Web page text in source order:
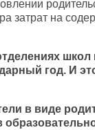
затрат на
школ
год. И
в виде